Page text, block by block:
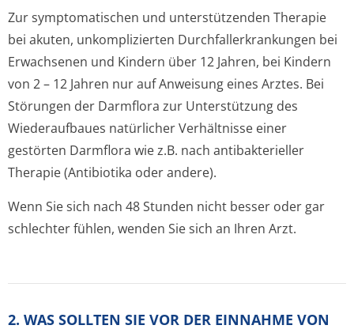
Zur symptomatischen und unterstützenden Therapie
bei akuten, unkomplizierten Durchfallerkran­kungen bei
Erwachsenen und Kindern über 12 Jahren, bei Kindern
von 2 – 12 Jahren nur auf Anweisung eines Arztes. Bei
Störungen der Darmflora zur Unterstützung des
Wiederaufbaues natürlicher Verhältnisse einer
gestörten Darmflora wie z.B. nach antibakterieller
Therapie (Antibiotika oder andere).
Wenn Sie sich nach 48 Stunden nicht besser oder gar
schlechter fühlen, wenden Sie sich an Ihren Arzt.
2. WAS SOLLTEN SIE VOR DER EINNAHME VON